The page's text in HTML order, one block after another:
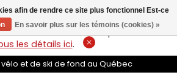
sur les commandes de plus de 74$*.
les détails ici.
et de ski de fond au Québec
afin de rendre ce site plus fonctionnel Est-ce
En savoir plus sur les témoins (cookies) »